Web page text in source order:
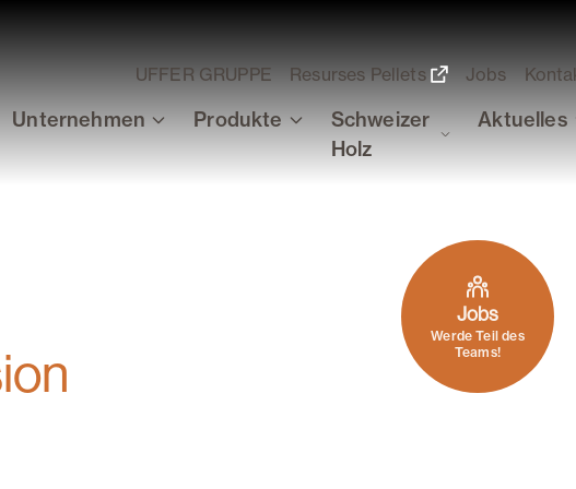
Jobs
Werde Teil des
Teams!
UFFER GRUPPE Resurses Pellets Jobs
Unternehmen Produkte
Schweizer
Holz
Aktuelles